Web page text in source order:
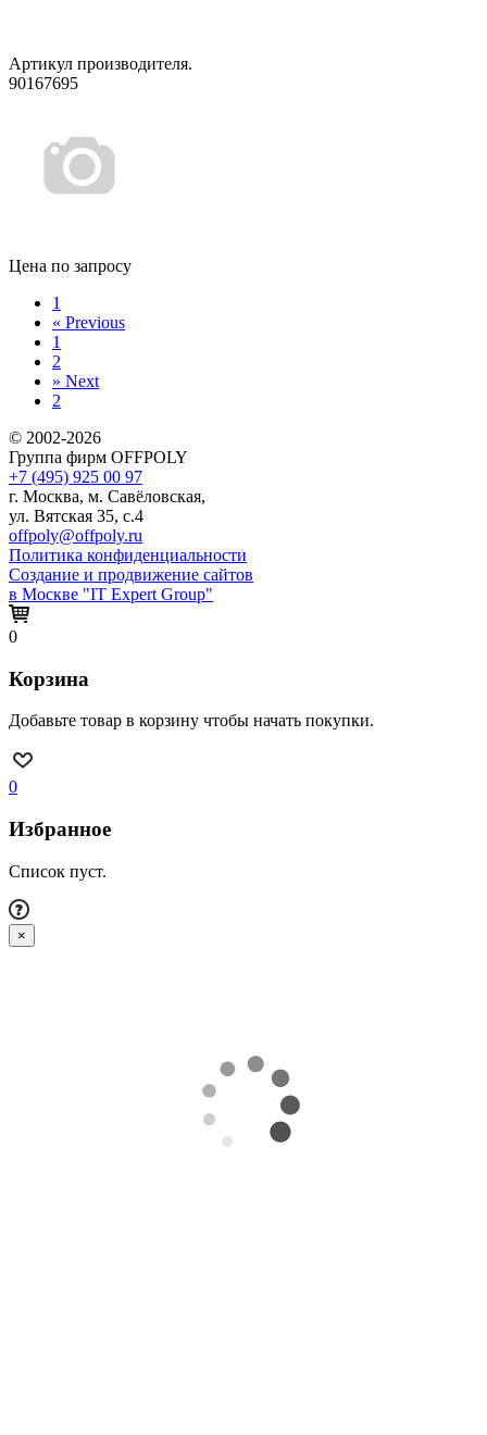
Артикул производителя.
90167695
Цена по запросу
1
« Previous
1
2
» Next
2
© 2002-2026
Группа фирм OFFPOLY
+7 (495) 925 00 97
г. Москва, м. Савёловская,
ул. Вятская 35, с.4
offpoly@offpoly.ru
Политика конфиденциальности
Создание и продвижение сайтов
в Москве "IT Expert Group"
0
Корзина
Добавьте товар в корзину чтобы начать покупки.
0
Избранное
Список пуст.
×